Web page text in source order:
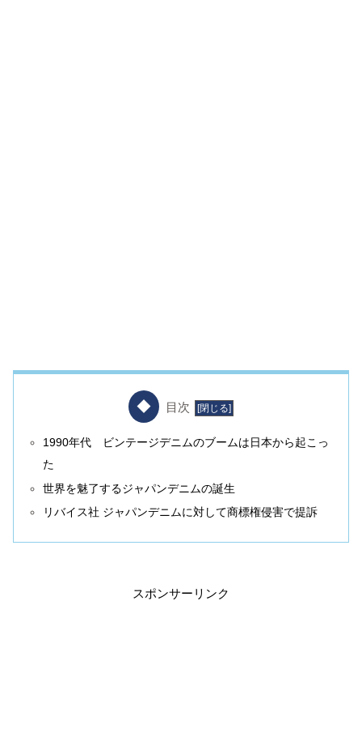
目次
1990年代 ビンテージデニムのブームは日本から起こっ
た
世界を魅了するジャパンデニムの誕生
リバイス社 ジャパンデニムに対して商標権侵害で提訴
スポンサーリンク